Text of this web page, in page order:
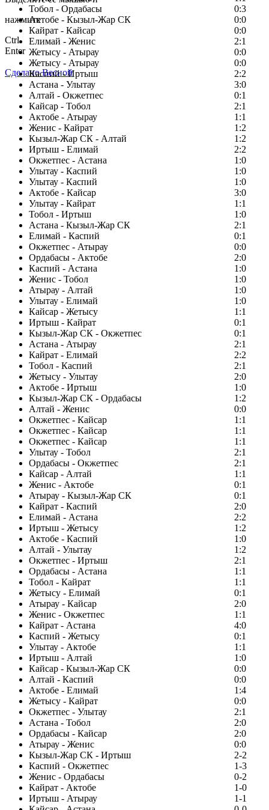
Тобол - Ордабасы
0:3
Актобе - Кызыл-Жар СК
0:0
Кайрат - Кайсар
0:0
Елимай - Женис
2:1
Жетысу - Атырау
0:0
Жетысу - Атырау
0:0
Каспий - Иртыш
2:2
Астана - Улытау
3:0
Алтай - Окжетпес
0:1
Кайсар - Тобол
2:1
Актобе - Атырау
1:1
Женис - Кайрат
1:2
Кызыл-Жар СК - Алтай
1:2
Иртыш - Елимай
2:2
Окжетпес - Астана
1:0
Улытау - Каспий
1:0
Улытау - Каспий
1:0
Актобе - Кайсар
3:0
Улытау - Кайрат
1:1
Тобол - Иртыш
1:0
Астана - Кызыл-Жар СК
2:1
Елимай - Каспий
0:1
Окжетпес - Атырау
0:0
Ордабасы - Актобе
2:0
Каспий - Астана
1:0
Женис - Тобол
1:0
Атырау - Алтай
1:0
Улытау - Елимай
1:0
Кайсар - Жетысу
1:1
Иртыш - Кайрат
0:1
Кызыл-Жар СК - Окжетпес
0:1
Астана - Атырау
2:1
Кайрат - Елимай
2:2
Тобол - Каспий
2:1
Жетысу - Улытау
2:0
Актобе - Иртыш
1:0
Кызыл-Жар СК - Ордабасы
1:2
Алтай - Женис
0:0
Окжетпес - Кайсар
1:1
Окжетпес - Кайсар
1:1
Окжетпес - Кайсар
1:1
Улытау - Тобол
2:1
Ордабасы - Окжетпес
2:1
Кайсар - Алтай
1:1
Женис - Актобе
0:1
Атырау - Кызыл-Жар СК
0:1
Кайрат - Каспий
2:0
Елимай - Астана
2:2
Иртыш - Жетысу
1:2
Актобе - Каспий
1:0
Алтай - Улытау
1:2
Окжетпес - Иртыш
2:1
Ордабасы - Астана
1:1
Тобол - Кайрат
1:1
Жетысу - Елимай
0:1
Атырау - Кайсар
2:0
Женис - Окжетпес
1:1
Кайрат - Астана
4:0
Каспий - Жетысу
0:1
Улытау - Актобе
1:1
Иртыш - Алтай
1:0
Кайсар - Кызыл-Жар СК
0:0
Алтай - Каспий
0:0
Актобе - Елимай
1:4
Жетысу - Кайрат
0:0
Окжетпес - Улытау
2:1
Астана - Тобол
2:0
Ордабасы - Кайсар
2:0
Атырау - Женис
0:0
Кызыл-Жар СК - Иртыш
2-2
Каспий - Окжетпес
1-3
Женис - Ордабасы
0-2
Кайрат - Актобе
1-0
Иртыш - Атырау
1-1
нажмите
Ctrl
Enter
Сделано Весной